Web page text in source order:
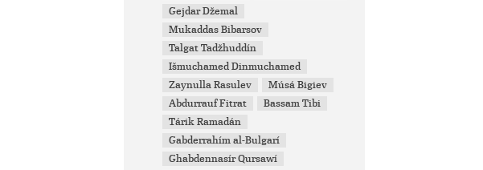
Gejdar Džemal
Mukaddas Bibarsov
Talgat Tadžhuddín
Išmuchamed Dinmuchamed
Zaynulla Rasulev
Músá Bigiev
Abdurrauf Fitrat
Bassam Tibi
Tárik Ramadán
Gabderrahím al-Bulgarí
Ghabdennasír Qursawí